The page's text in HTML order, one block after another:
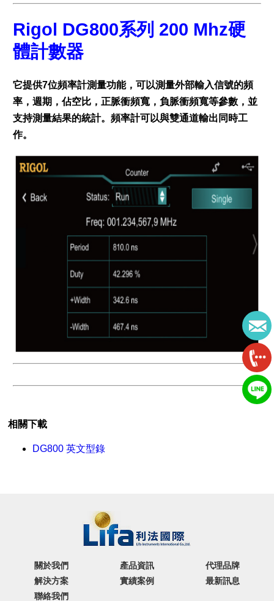
Rigol DG800系列 200 Mhz硬
體計數器
它提供7位頻率計測量功能，可以測量外部輸入信號的頻
率，週期，佔空比，正脈衝頻寬，負脈衝頻寬等參數，並
支持測量結果的統計。頻率計可以與雙通道輸出同時工
作。
相關下載
DG800 英文型錄
關於我們 產品資訊
代理品牌
解決方案
實績案例
最新訊息
聯絡我們